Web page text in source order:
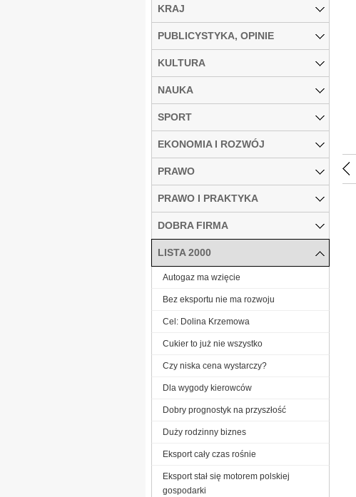
KRAJ
PUBLICYSTYKA, OPINIE
KULTURA
NAUKA
SPORT
EKONOMIA I ROZWÓJ
PRAWO
PRAWO I PRAKTYKA
DOBRA FIRMA
LISTA 2000
Autogaz ma wzięcie
Bez eksportu nie ma rozwoju
Cel: Dolina Krzemowa
Cukier to już nie wszystko
Czy niska cena wystarczy?
Dla wygody kierowców
Dobry prognostyk na przyszłość
Duży rodzinny biznes
Eksport cały czas rośnie
Eksport stał się motorem polskiej
gospodarki